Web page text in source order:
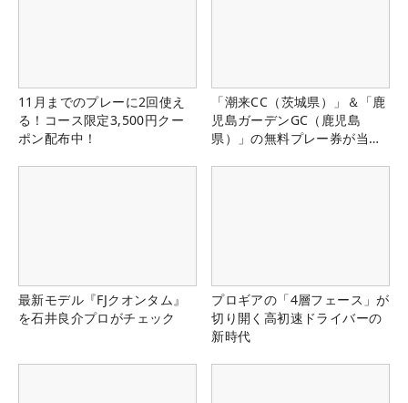
11月までのプレーに2回使え
る！コース限定3,500円クー
ポン配布中！
「潮来CC（茨城県）」＆「鹿
児島ガーデンGC（鹿児島
県）」の無料プレー券が当た
最新モデル『FJクオンタム』
を石井良介プロがチェック
プロギアの「4層フェース」が
切り開く高初速ドライバーの
新時代